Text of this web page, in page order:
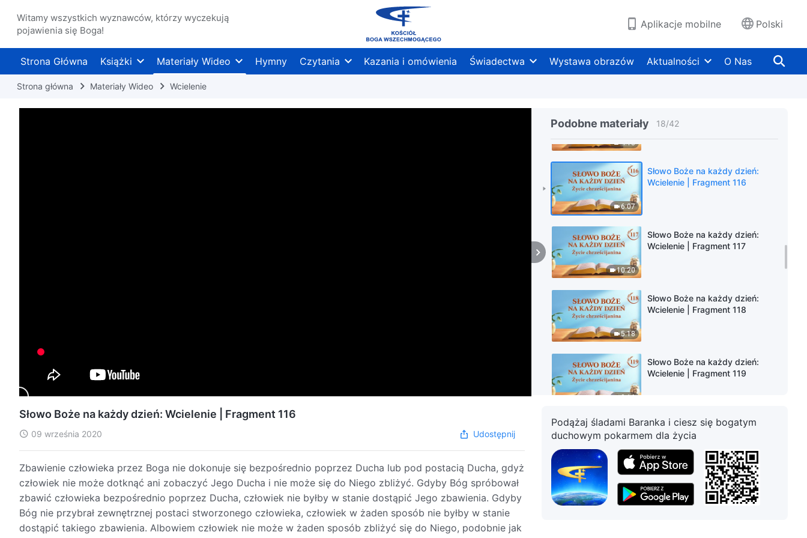
Witamy wszystkich wyznawców, którzy wyczekują
pojawienia się Boga!
Aplikacje mobilne Polski
Strona Główna Książki Materiały Wideo Hymny Czytania Kazania i omówienia Świadectwa Wystawa obrazów Aktualności O Nas
Strona główna Materiały Wideo Wcielenie
Podobne materiały 18/42
Wcielenie | Fragment 114
4:18
Wcielenie | Fragment 115
6:07
Słowo Boże na każdy dzień:
Wcielenie | Fragment 116
10:20
Słowo Boże na każdy dzień:
Wcielenie | Fragment 117
5:18
Słowo Boże na każdy dzień:
Wcielenie | Fragment 118
9:16
Słowo Boże na każdy dzień:
Wcielenie | Fragment 119
6:58
Słowo Boże na każdy dzień:
Wcielenie | Fragment 120
Słowo Boże na każdy dzień:
Wcielenie | Fragment 121
Słowo Boże na każdy dzień: Wcielenie | Fragment 116
09 września 2020 Udostępnij
Zbawienie człowieka przez Boga nie dokonuje się bezpośrednio poprzez Ducha lub pod postacią Ducha, gdyż
człowiek nie może dotknąć ani zobaczyć Jego Ducha i nie może się do Niego zbliżyć. Gdyby Bóg spróbował
zbawić człowieka bezpośrednio poprzez Ducha, człowiek nie byłby w stanie dostąpić Jego zbawienia. Gdyby
Bóg nie przybrał zewnętrznej postaci stworzonego człowieka, człowiek w żaden sposób nie byłby w stanie
dostąpić takiego zbawienia. Albowiem człowiek nie może w żaden sposób zbliżyć się do Niego, podobnie jak
Podążaj śladami Baranka i ciesz się bogatym
duchowym pokarmem dla życia